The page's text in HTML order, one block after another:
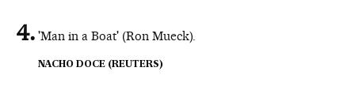
'Man in a Boat' (Ron Mueck).
NACHO DOCE (REUTERS)